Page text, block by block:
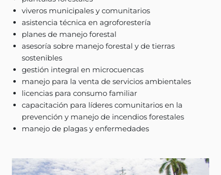
viveros municipales y comunitarios
asistencia técnica en agroforestería
planes de manejo forestal
asesoría sobre manejo forestal y de tierras
sostenibles
gestión integral en microcuencas
manejo para la venta de servicios ambientales
licencias para consumo familiar
capacitación para líderes comunitarios en la
prevención y manejo de incendios forestales
manejo de plagas y enfermedades